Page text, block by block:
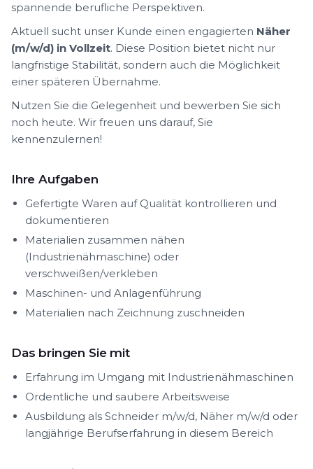
spannende berufliche Perspektiven.
Aktuell sucht unser Kunde einen engagierten Näher
(m/w/d) in Vollzeit. Diese Position bietet nicht nur
langfristige Stabilität, sondern auch die Möglichkeit
einer späteren Übernahme.
Nutzen Sie die Gelegenheit und bewerben Sie sich
noch heute. Wir freuen uns darauf, Sie
kennenzulernen!
Ihre Aufgaben
Gefertigte Waren auf Qualität kontrollieren und
dokumentieren
Materialien zusammen nähen
(Industrienähmaschine) oder
verschweißen/verkleben
Maschinen- und Anlagenführung
Materialien nach Zeichnung zuschneiden
Das bringen Sie mit
Erfahrung im Umgang mit Industrienähmaschinen
Ordentliche und saubere Arbeitsweise
Ausbildung als Schneider m/w/d, Näher m/w/d oder
langjährige Berufserfahrung in diesem Bereich